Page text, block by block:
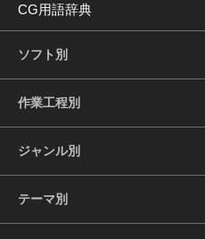
CG用語辞典
ソフト別
作業工程別
ジャンル別
テーマ別